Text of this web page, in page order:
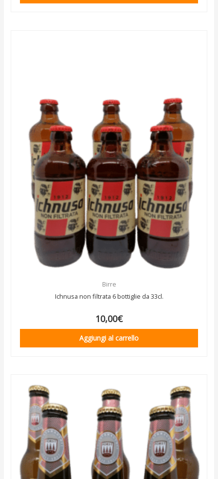
Birre
Ichnusa non filtrata 6 bottiglie da 33cl.
10,00€
Aggiungi al carrello